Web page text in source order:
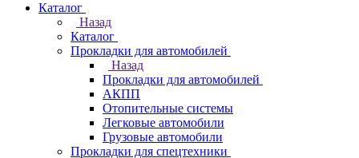
Каталог
Назад
Каталог
Прокладки для автомобилей
Назад
Прокладки для автомобилей
АКПП
Отопительные системы
Легковые автомобили
Грузовые автомобили
Прокладки для спецтехники